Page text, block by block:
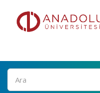
Ara